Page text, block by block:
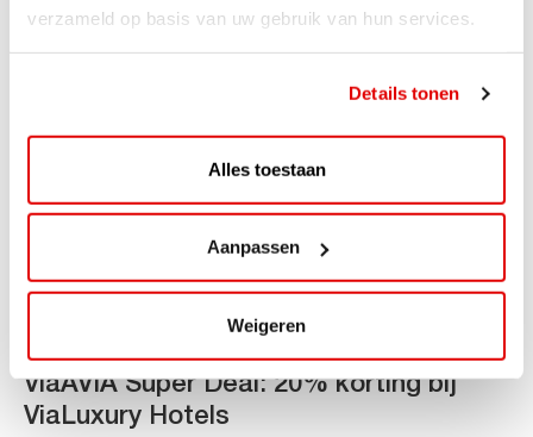
verzameld op basis van uw gebruik van hun services.
Details tonen
Alles toestaan
Aanpassen
Weigeren
ViaAVIA Super Deal: 20% korting bij
ViaLuxury Hotels